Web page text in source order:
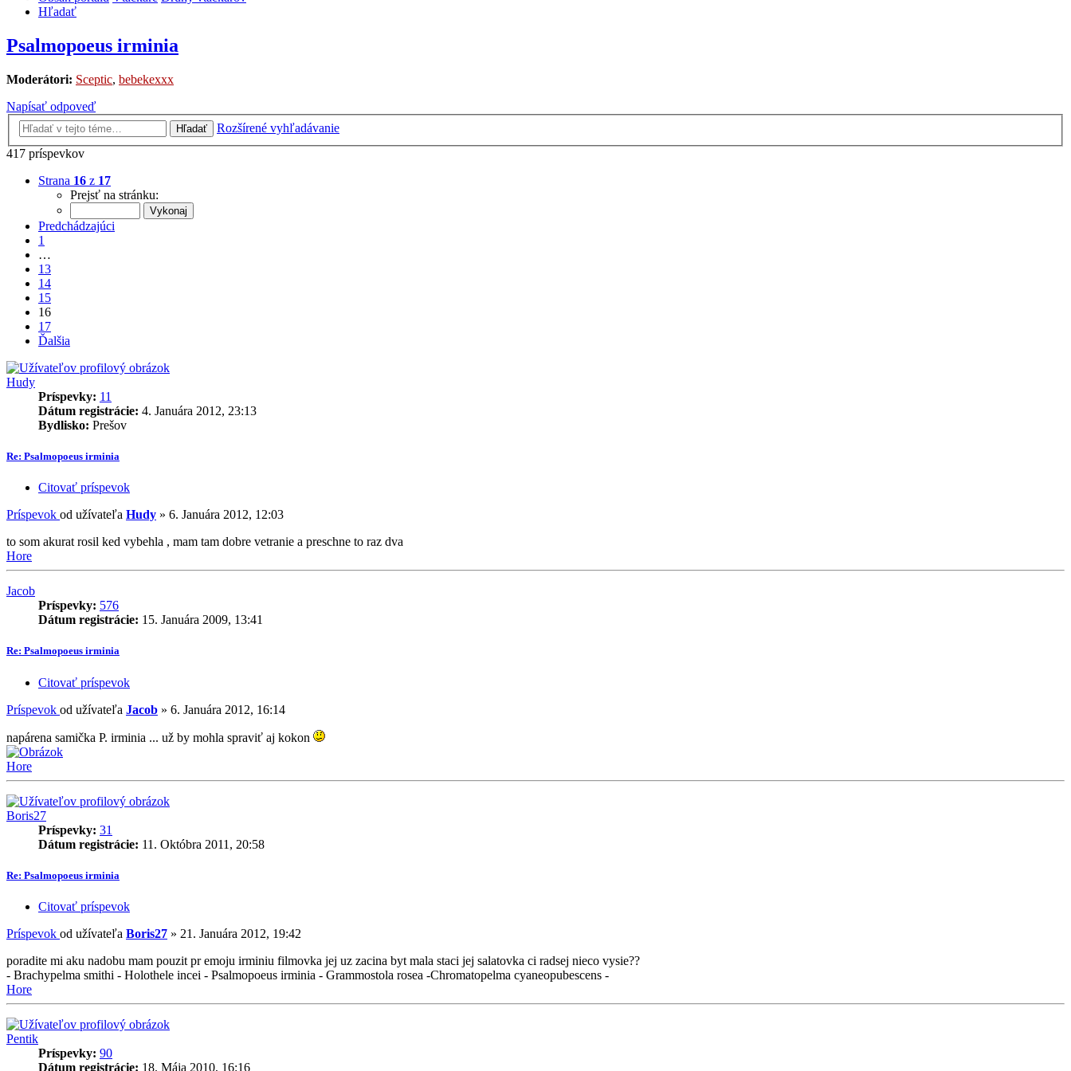
Hľadať
Psalmopoeus irminia
Moderátori: Sceptic, bebekexxx
Napísať odpoveď
Hľadať
Rozšírené vyhľadávanie
417 príspevkov
Strana 16 z 17
Prejsť na stránku:
Predchádzajúci
1
…
13
14
15
16
17
Ďalšia
Hudy
Príspevky: 11
Dátum registrácie: 4. Januára 2012, 23:13
Bydlisko: Prešov
Re: Psalmopoeus irminia
Citovať príspevok
Príspevok od užívateľa Hudy » 6. Januára 2012, 12:03
to som akurat rosil ked vybehla , mam tam dobre vetranie a preschne to raz dva
Hore
Jacob
Príspevky: 576
Dátum registrácie: 15. Januára 2009, 13:41
Re: Psalmopoeus irminia
Citovať príspevok
Príspevok od užívateľa Jacob » 6. Januára 2012, 16:14
napárena samička P. irminia ... už by mohla spraviť aj kokon
Hore
Boris27
Príspevky: 31
Dátum registrácie: 11. Októbra 2011, 20:58
Re: Psalmopoeus irminia
Citovať príspevok
Príspevok od užívateľa Boris27 » 21. Januára 2012, 19:42
poradite mi aku nadobu mam pouzit pr emoju irminiu filmovka jej uz zacina byt mala staci jej salatovka ci radsej nieco vysie??
- Brachypelma smithi - Holothele incei - Psalmopoeus irminia - Grammostola rosea -Chromatopelma cyaneopubescens -
Hore
Pentik
Príspevky: 90
Dátum registrácie: 18. Mája 2010, 16:16